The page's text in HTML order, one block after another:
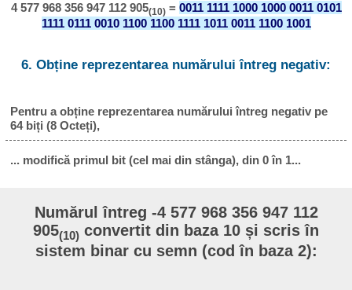
4 577 968 356 947 112 905(10)= 0011 1111 1000 1000 0011 0101
1111 0111 0010 1100 1100 1111 1011 0011 1100 1001
6. Obține reprezentarea numărului întreg negativ:
Pentru a obține reprezentarea numărului întreg negativ pe
64 biți (8 Octeți),
... modifică primul bit (cel mai din stânga), din 0 în 1...
Numărul întreg -4 577 968 356 947 112
905(10) convertit din baza 10 și scris în
sistem binar cu semn (cod în baza 2):